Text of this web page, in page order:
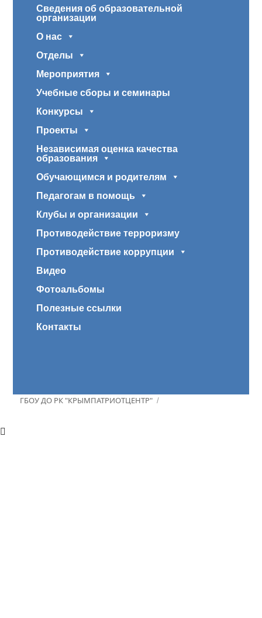
Сведения об образовательной
организации
О нас
Отделы
Мероприятия
Учебные сборы и семинары
Конкурсы
Проекты
Независимая оценка качества
образования
Обучающимся и родителям
Педагогам в помощь
Клубы и организации
Противодействие терроризму
Противодействие коррупции
Видео
Фотоальбомы
Полезные ссылки
Контакты
ГБОУ ДО РК "КРЫМПАТРИОТЦЕНТР"